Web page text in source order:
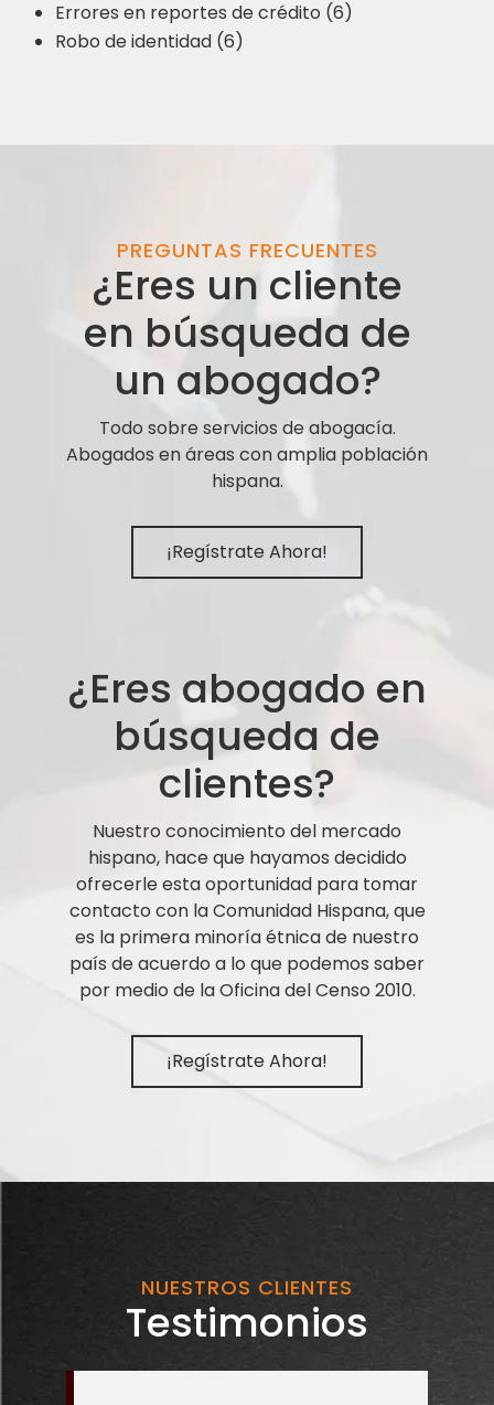
Errores en reportes de crédito (6)
Robo de identidad (6)
PREGUNTAS FRECUENTES
¿Eres un cliente
en búsqueda de
un abogado?
Todo sobre servicios de abogacía.
Abogados en áreas con amplia población
hispana.
¡Regístrate Ahora!
¿Eres abogado en
búsqueda de
clientes?
Nuestro conocimiento del mercado
hispano, hace que hayamos decidido
ofrecerle esta oportunidad para tomar
contacto con la Comunidad Hispana, que
es la primera minoría étnica de nuestro
país de acuerdo a lo que podemos saber
por medio de la Oficina del Censo 2010.
¡Regístrate Ahora!
NUESTROS CLIENTES
Testimonios